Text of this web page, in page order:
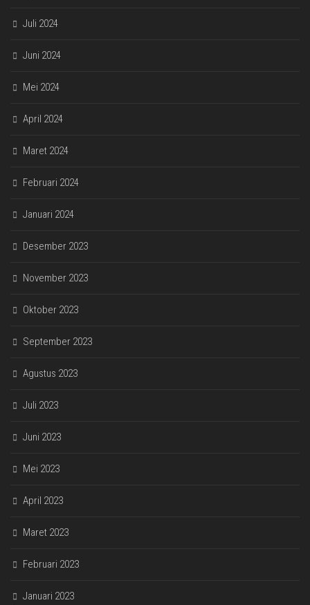
Juli 2024
Juni 2024
Mei 2024
April 2024
Maret 2024
Februari 2024
Januari 2024
Desember 2023
November 2023
Oktober 2023
September 2023
Agustus 2023
Juli 2023
Juni 2023
Mei 2023
April 2023
Maret 2023
Februari 2023
Januari 2023